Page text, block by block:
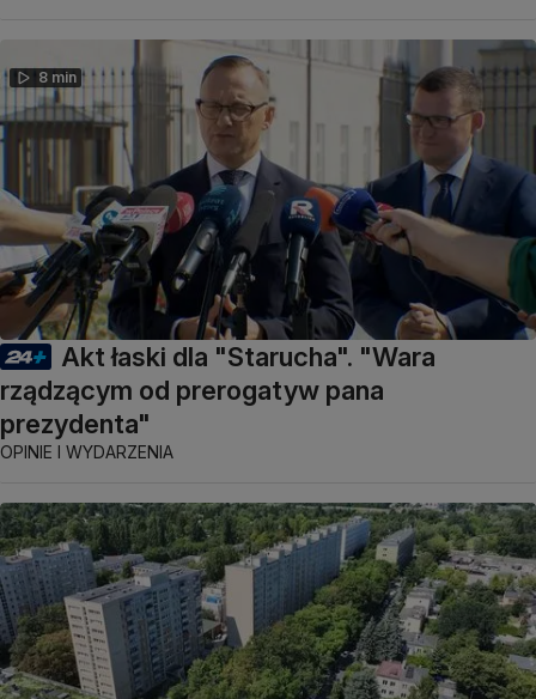
8 min
Akt łaski dla "Starucha". "Wara
rządzącym od prerogatyw pana
prezydenta"
OPINIE I WYDARZENIA